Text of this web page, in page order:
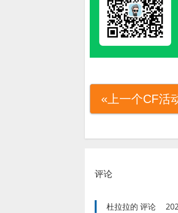
«上一个CF活
评论
杜拉拉的 评论